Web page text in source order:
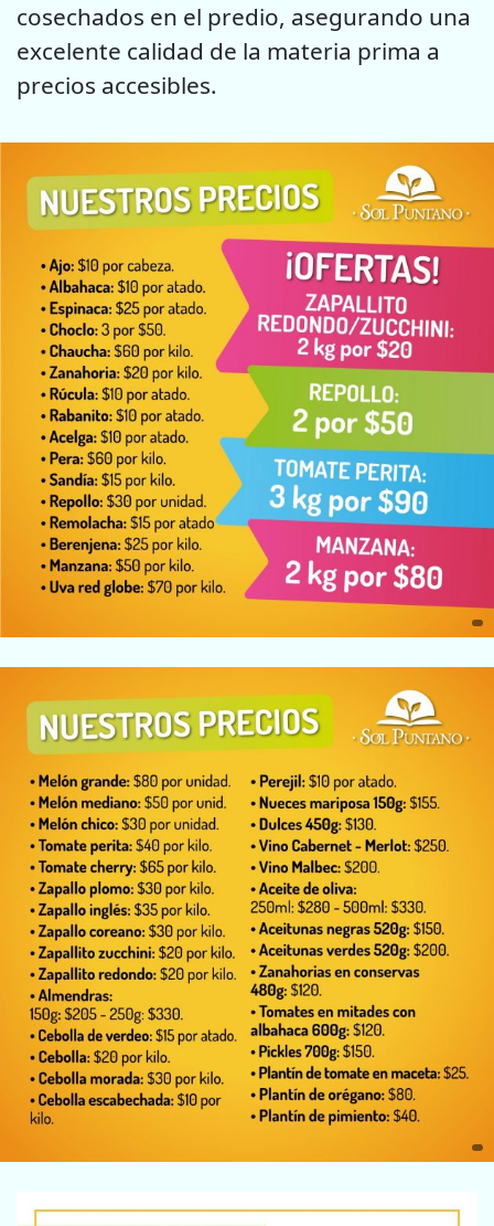
cosechados en el predio, asegurando una
excelente calidad de la materia prima a
precios accesibles.